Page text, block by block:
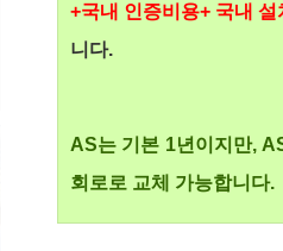
+국내 인증비용+ 국내
니다.
AS는 기본 1년이지만,
회로로 교체 가능합니다.